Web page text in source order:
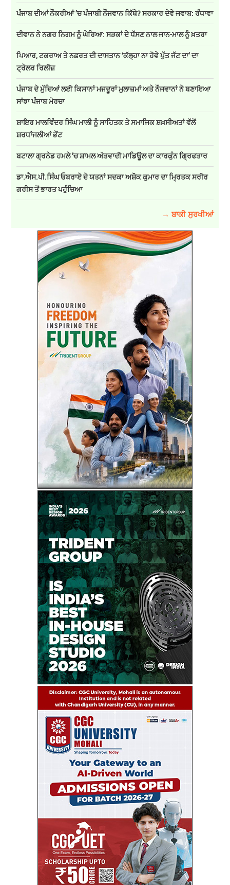
ਪੰਜਾਬ ਦੀਆਂ ਨੌਕਰੀਆਂ ’ਚ ਪੰਜਾਬੀ ਨੌਜਵਾਨ ਕਿੱਥੇ? ਸਰਕਾਰ ਦੇਵੇ ਜਵਾਬ: ਰੰਧਾਵਾ
ਦੀਵਾਨ ਨੇ ਨਗਰ ਨਿਗਮ ਨੂੰ ਘੇਰਿਆ: ਸੜਕਾਂ ਦੇ ਧੱਸਣ ਨਾਲ ਜਾਨ-ਮਾਲ ਨੂੰ ਖ਼ਤਰਾ
ਪਿਆਰ, ਟਕਰਾਅ ਤੇ ਨਫ਼ਰਤ ਦੀ ਦਾਸਤਾਨ ‘ਕੱਲ੍ਹਾ ਨਾ ਹੋਵੇ ਪੁੱਤ ਜੱਟ ਦਾ’ ਦਾ
ਟ੍ਰੇਲਰ ਰਿਲੀਜ਼
ਪੰਜਾਬ ਦੇ ਮੁੱਦਿਆਂ ਲਈ ਕਿਸਾਨਾਂ ਮਜਦੂਰਾਂ ਮੁਲਾਜ਼ਮਾਂ ਅਤੇ ਨੌਜਵਾਨਾਂ ਨੇ ਬਣਾਇਆ
ਸਾਂਝਾ ਪੰਜਾਬ ਮੋਰਚਾ
ਸ਼ਾਇਰ ਮਾਲਵਿੰਦਰ ਸਿੰਘ ਮਾਲੀ ਨੂੰ ਸਾਹਿਤਕ ਤੇ ਸਮਾਜਿਕ ਸ਼ਖ਼ਸੀਅਤਾਂ ਵੱਲੋਂ
ਸ਼ਰਧਾਂਜਲੀਆਂ ਭੇਂਟ
ਬਟਾਲਾ ਗ੍ਰਨੇਡ ਹਮਲੇ ’ਚ ਸ਼ਾਮਲ ਅੱਤਵਾਦੀ ਮਾਡਿਊਲ ਦਾ ਕਾਰਕੁੰਨ ਗ੍ਰਿਫਤਾਰ
ਡਾ.ਐਸ.ਪੀ.ਸਿੰਘ ਓਬਰਾਏ ਦੇ ਯਤਨਾਂ ਸਦਕਾ ਅਸ਼ੋਕ ਕੁਮਾਰ ਦਾ ਮ੍ਰਿਤਕ ਸਰੀਰ
ਗਰੀਸ ਤੋਂ ਭਾਰਤ ਪਹੁੰਚਿਆ
→ ਬਾਕੀ ਸੁਰਖੀਆਂ